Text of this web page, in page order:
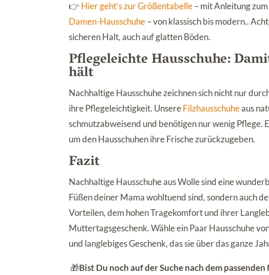
👉 Hier geht’s zur Größentabelle– mit Anleitung
Damen-Hausschuhe– von klassisch bis modern..
sicheren Halt, auch auf glatten Böden.
Pflegeleichte Hausschuhe:
hält
Nachhaltige Hausschuhe zeichnen sich nicht nur
ihre Pflegeleichtigkeit. UnsereFilzhausschuheaus
schmutzabweisend und benötigen nur wenig
um den Hausschuhen ihre Frische zurückzugeben.
Fazit
Nachhaltige Hausschuhe aus Wolle sind eine
Füßen deiner Mama wohltuend sind, sondern auch
Vorteilen, dem hohen Tragekomfort und ihrer
Muttertagsgeschenk. Wähle ein Paar Hausschuhe
und langlebiges Geschenk, das sie über das ganze
🎁Bist Du noch auf der Suche nach dem